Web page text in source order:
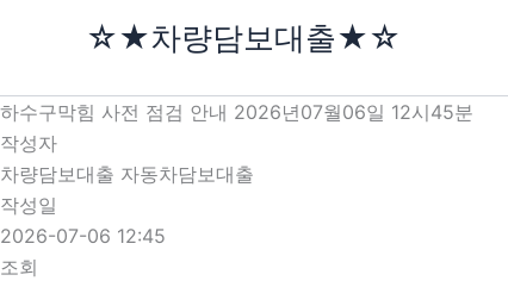
로
건
너
뛰
기
☆★차량담보대출★☆
하수구막힘 사전 점검 안내 2026년07월06일 12시45분
작성자
차량담보대출 자동차담보대출
작성일
2026-07-06 12:45
조회